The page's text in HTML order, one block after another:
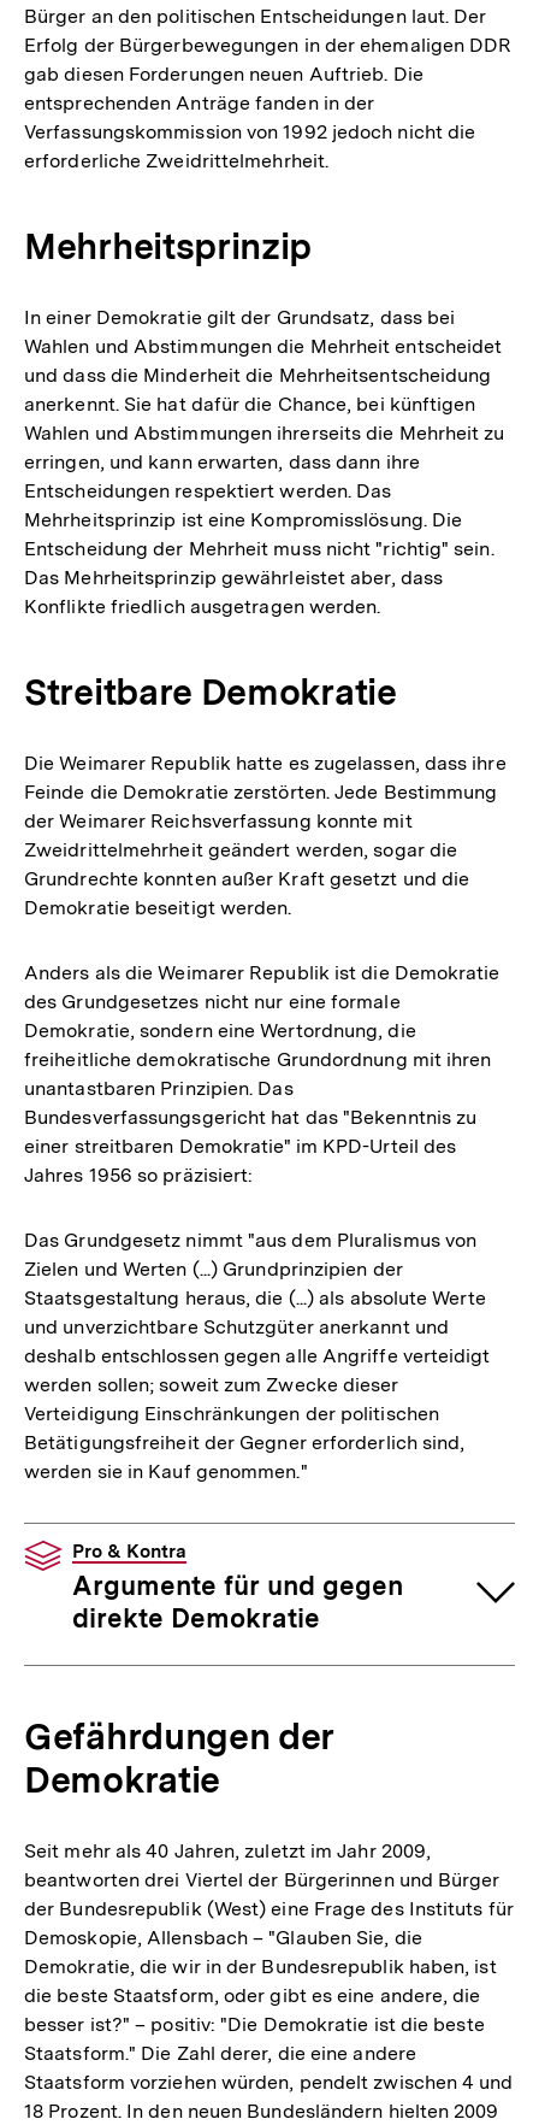
Bürger an den politischen Entscheidungen laut. Der
Erfolg der Bürgerbewegungen in der ehemaligen DDR
gab diesen Forderungen neuen Auftrieb. Die
entsprechenden Anträge fanden in der
Verfassungskommission von 1992 jedoch nicht die
erforderliche Zweidrittelmehrheit.
Mehrheitsprinzip
In einer Demokratie gilt der Grundsatz, dass bei
Wahlen und Abstimmungen die Mehrheit entscheidet
und dass die Minderheit die Mehrheitsentscheidung
anerkennt. Sie hat dafür die Chance, bei künftigen
Wahlen und Abstimmungen ihrerseits die Mehrheit zu
erringen, und kann erwarten, dass dann ihre
Entscheidungen respektiert werden. Das
Mehrheitsprinzip ist eine Kompromisslösung. Die
Entscheidung der Mehrheit muss nicht "richtig" sein.
Das Mehrheitsprinzip gewährleistet aber, dass
Konflikte friedlich ausgetragen werden.
Streitbare Demokratie
Die Weimarer Republik hatte es zugelassen, dass ihre
Feinde die Demokratie zerstörten. Jede Bestimmung
der Weimarer Reichsverfassung konnte mit
Zweidrittelmehrheit geändert werden, sogar die
Grundrechte konnten außer Kraft gesetzt und die
Demokratie beseitigt werden.
Anders als die Weimarer Republik ist die Demokratie
des Grundgesetzes nicht nur eine formale
Demokratie, sondern eine Wertordnung, die
freiheitliche demokratische Grundordnung mit ihren
unantastbaren Prinzipien. Das
Bundesverfassungsgericht hat das "Bekenntnis zu
einer streitbaren Demokratie" im KPD-Urteil des
Jahres 1956 so präzisiert:
Das Grundgesetz nimmt "aus dem Pluralismus von
Zielen und Werten (...) Grundprinzipien der
Staatsgestaltung heraus, die (...) als absolute Werte
und unverzichtbare Schutzgüter anerkannt und
deshalb entschlossen gegen alle Angriffe verteidigt
werden sollen; soweit zum Zwecke dieser
Verteidigung Einschränkungen der politischen
Betätigungsfreiheit der Gegner erforderlich sind,
werden sie in Kauf genommen."
Pro & Kontra
Argumente für und gegen
direkte Demokratie
Gefährdungen der
Demokratie
Seit mehr als 40 Jahren, zuletzt im Jahr 2009,
beantworten drei Viertel der Bürgerinnen und Bürger
der Bundesrepublik (West) eine Frage des Instituts für
Demoskopie, Allensbach – "Glauben Sie, die
Demokratie, die wir in der Bundesrepublik haben, ist
die beste Staatsform, oder gibt es eine andere, die
besser ist?" – positiv: "Die Demokratie ist die beste
Staatsform." Die Zahl derer, die eine andere
Staatsform vorziehen würden, pendelt zwischen 4 und
18 Prozent. In den neuen Bundesländern hielten 2009